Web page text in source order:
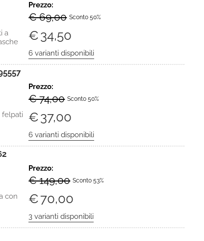
a
Prezzo:
€ 69,00 Sconto 50%
€34,50
felpati
Prezzo:
€ 74,00 Sconto 50%
€37,00
con
Prezzo:
€ 149,00 Sconto 53%
€70,00